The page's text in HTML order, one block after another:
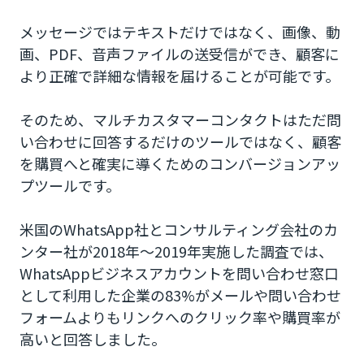
メッセージではテキストだけではなく、画像、動
画、PDF、音声ファイルの送受信ができ、顧客に
より正確で詳細な情報を届けることが可能です。
そのため、マルチカスタマーコンタクトはただ問
い合わせに回答するだけのツールではなく、顧客
を購買へと確実に導くためのコンバージョンアッ
プツールです。
米国のWhatsApp社とコンサルティング会社のカ
ンター社が2018年〜2019年実施した調査では、
WhatsAppビジネスアカウントを問い合わせ窓口
として利用した企業の83%がメールや問い合わせ
フォームよりもリンクへのクリック率や購買率が
高いと回答しました。